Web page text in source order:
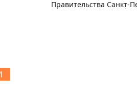
Правительства Санкт-